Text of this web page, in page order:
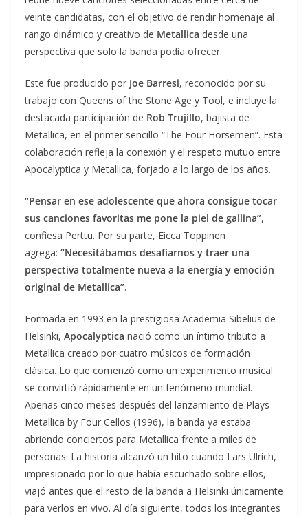
veinte candidatas, con el objetivo de rendir homenaje al
rango dinámico y creativo de Metallica desde una
perspectiva que solo la banda podía ofrecer.
Este fue producido por Joe Barresi, reconocido por su
trabajo con Queens of the Stone Age y Tool, e incluye la
destacada participación de Rob Trujillo, bajista de
Metallica, en el primer sencillo “The Four Horsemen”. Esta
colaboración refleja la conexión y el respeto mutuo entre
Apocalyptica y Metallica, forjado a lo largo de los años.
“Pensar en ese adolescente que ahora consigue tocar
sus canciones favoritas me pone la piel de gallina”,
confiesa Perttu. Por su parte, Eicca Toppinen
agrega: “Necesitábamos desafiarnos y traer una
perspectiva totalmente nueva a la energía y emoción
original de Metallica”.
Formada en 1993 en la prestigiosa Academia Sibelius de
Helsinki, Apocalyptica nació como un íntimo tributo a
Metallica creado por cuatro músicos de formación
clásica. Lo que comenzó como un experimento musical
se convirtió rápidamente en un fenómeno mundial.
Apenas cinco meses después del lanzamiento de Plays
Metallica by Four Cellos (1996), la banda ya estaba
abriendo conciertos para Metallica frente a miles de
personas. La historia alcanzó un hito cuando Lars Ulrich,
impresionado por lo que había escuchado sobre ellos,
viajó antes que el resto de la banda a Helsinki únicamente
para verlos en vivo. Al día siguiente, todos los integrantes